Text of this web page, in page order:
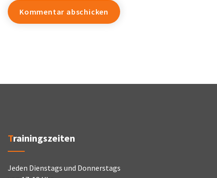
Trainingszeiten
Jeden Dienstags und Donnerstags